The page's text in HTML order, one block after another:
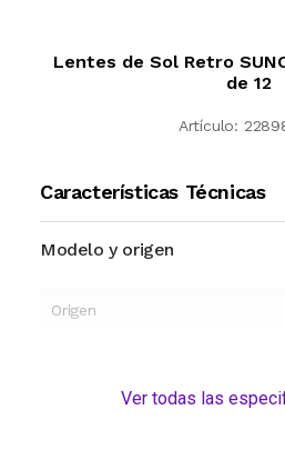
Lentes de Sol Retro
de 12
Artículo:
Características Técnicas
Modelo y origen
Origen
Ver todas las